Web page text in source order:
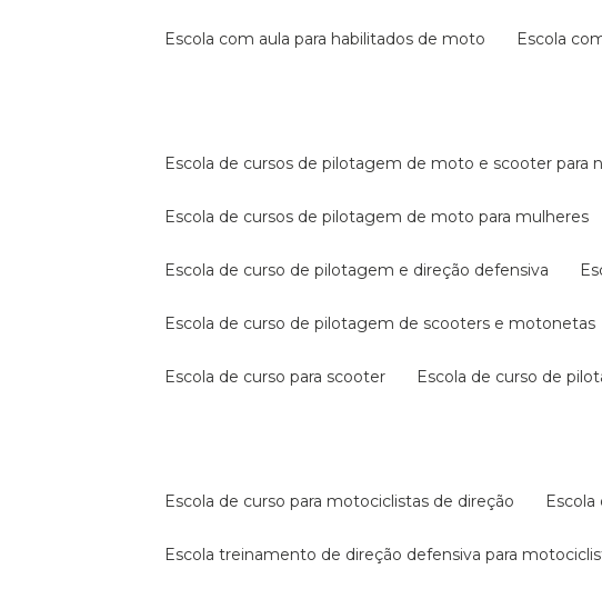
escola com aula para habilitados de moto escola
escola de cursos de pilotagem de moto e scooter para
escola de cursos de pilotagem de moto para mulheres
escola de curso de pilotagem e direção defensiva
escola de curso de pilotagem de scooters e motonetas
escola de curso para scooter escola de curso de
escola de curso para motociclistas de direção
escola treinamento de direção defensiva para